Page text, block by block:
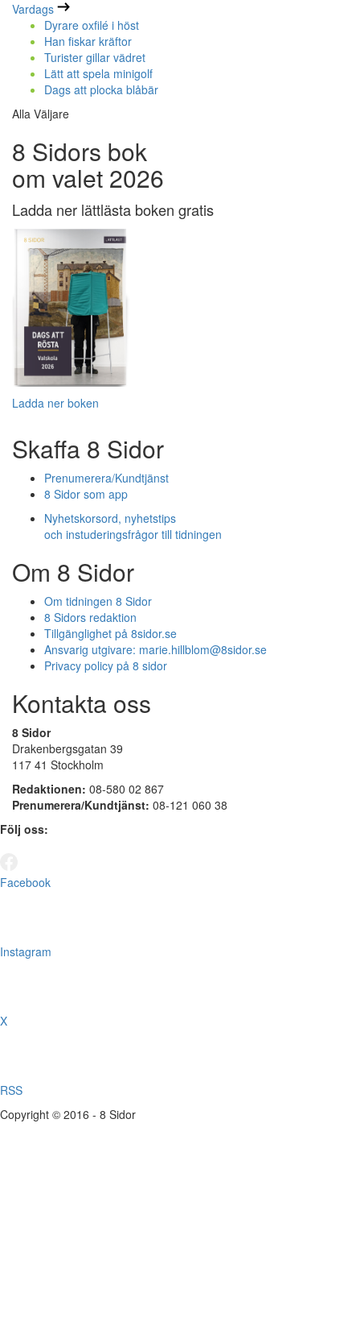
Vardags
Dyrare oxfilé i höst
Han fiskar kräftor
Turister gillar vädret
Lätt att spela minigolf
Dags att plocka blåbär
Alla Väljare
8 Sidors bok
om valet 2026
Ladda ner lättlästa boken gratis
Ladda ner boken
Skaffa 8 Sidor
Prenumerera/Kundtjänst
8 Sidor som app
Nyhetskorsord, nyhetstips
och instuderingsfrågor till tidningen
Om 8 Sidor
Om tidningen 8 Sidor
8 Sidors redaktion
Tillgänglighet på 8sidor.se
Ansvarig utgivare: marie.hillblom@8sidor.se
Privacy policy på 8 sidor
Kontakta oss
8 Sidor
Drakenbergsgatan 39
117 41 Stockholm
Redaktionen: 08-580 02 867
Prenumerera/Kundtjänst: 08-121 060 38
Följ oss:
Facebook
Instagram
X
RSS
Copyright © 2016 - 8 Sidor